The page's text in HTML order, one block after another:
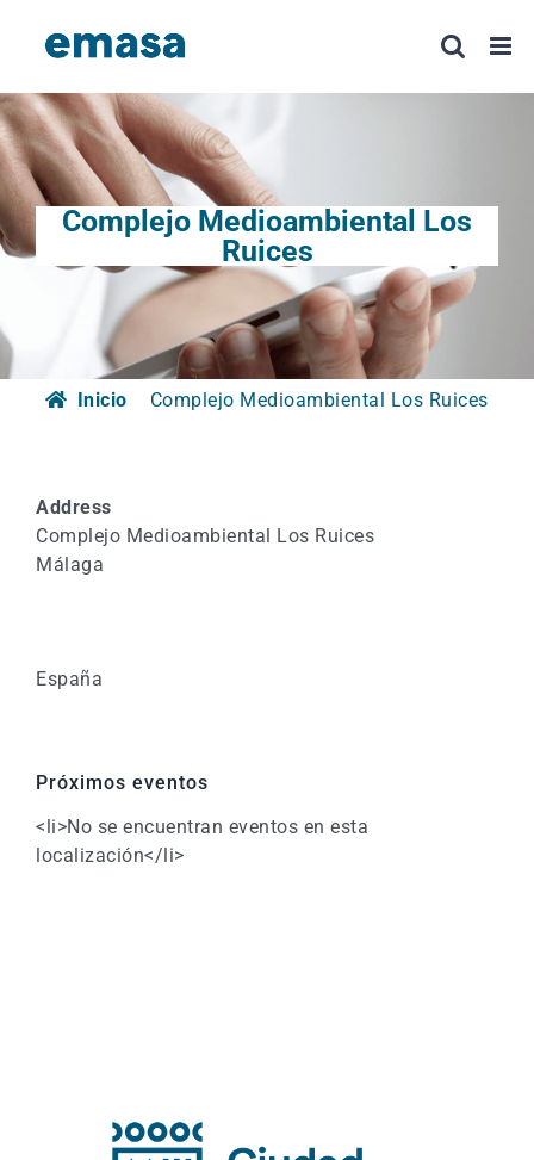
Complejo Medioambiental Los
Ruices
Inicio Complejo Medioambiental Los Ruices
Address
Complejo Medioambiental Los Ruices
Málaga
España
Próximos eventos
<li>No se encuentran eventos en esta
localización</li>